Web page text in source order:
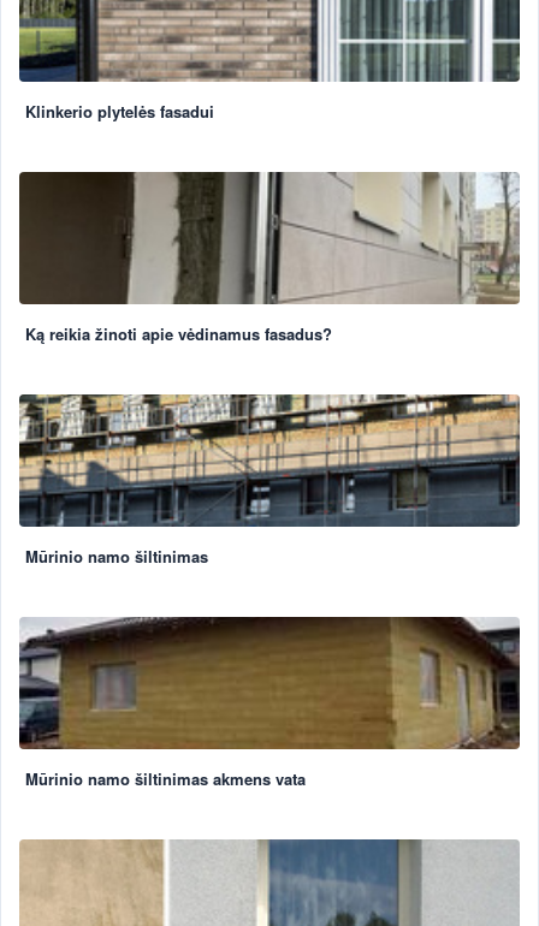
Klinkerio plytelės fasadui
Ką reikia žinoti apie vėdinamus fasadus?
Mūrinio namo šiltinimas
Mūrinio namo šiltinimas akmens vata